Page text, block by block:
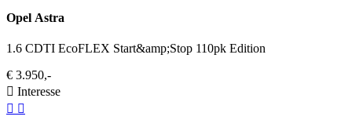
Opel Astra
1.6 CDTI EcoFLEX Start&amp;Stop 110pk Edition
€ 3.950,-
Interesse